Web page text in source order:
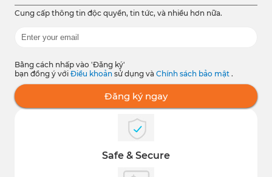
Cung cấp thông tin độc quyền, tin tức, và nhiều hơn nữa.
Bằng cách nhấp vào 'Đăng ký'
bạn đồng ý với Điều khoản sử dụng và Chính sách bảo mật .
Đăng ký ngay
Safe & Secure